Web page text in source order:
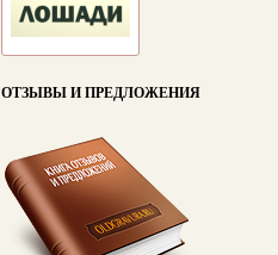
ОТЗЫВЫ И ПРЕДЛОЖЕНИЯ